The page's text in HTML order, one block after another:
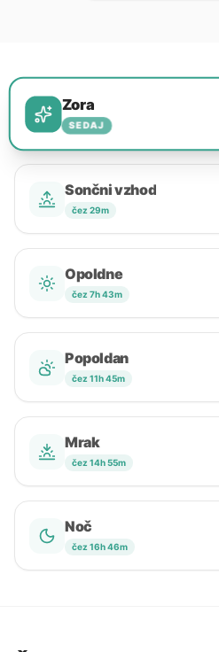
Zora
SEDAJ
Sončni vzhod
čez 29m
Opoldne
čez 7h 43m
Popoldan
čez 11h 45m
Mrak
čez 14h 55m
Noč
čez 16h 46m